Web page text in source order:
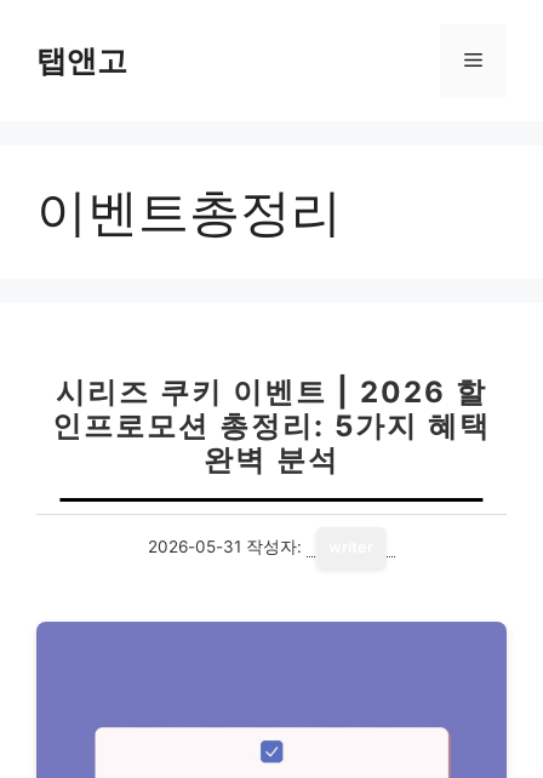
탭앤고 메
이벤트총정리
시리즈 쿠키 이벤트 | 2026 할
인프로모션 총정리: 5가지 혜택
완벽 분석
2026-05-31 작성자: